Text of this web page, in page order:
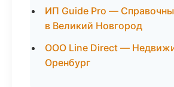
ИП Guide Pro —
в Великий Новгород
ООО Line Direct —
Оренбург